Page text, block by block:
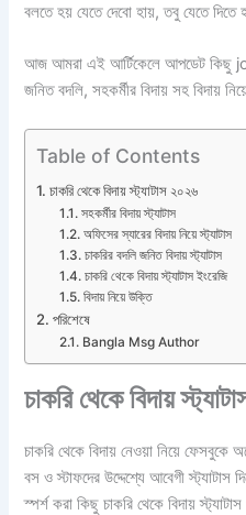
বলতে হয় যেতে দেবো হায়, তবু যেতে দিতে
আজ আমরা এই আর্টিকেলে আপডেট কিছু
জনিত বদলি, সহকর্মীর বিদায় সহ বিদায়
Table of Contents
চাকরি থেকে বিদায় স্ট্যাটাস ২০২৬
সহকর্মীর বিদায় স্ট্যাটাস
অফিসের স্যারের বিদায় নিয়ে স্ট্যাটাস
চাকরির বদলি জনিত বিদায় স্ট্যাটাস
চাকরি থেকে বিদায় স্ট্যাটাস ইংরেজি
বিদায় নিয়ে উক্তি
পরিশেষে
Bangla Msg Author
চাকরি থেকে বিদায়
চাকরি থেকে বিদায় নেওয়া নিয়ে
বস ও স্টাফদের উদ্দেশ্যে আবেগী
স্পর্শ করা কিছু চাকরি থেকে বিদায়